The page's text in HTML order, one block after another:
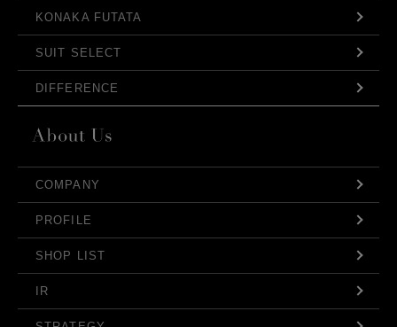
KONAKA FUTATA
SUIT SELECT
DIFFERENCE
COMPANY
PROFILE
SHOP LIST
IR